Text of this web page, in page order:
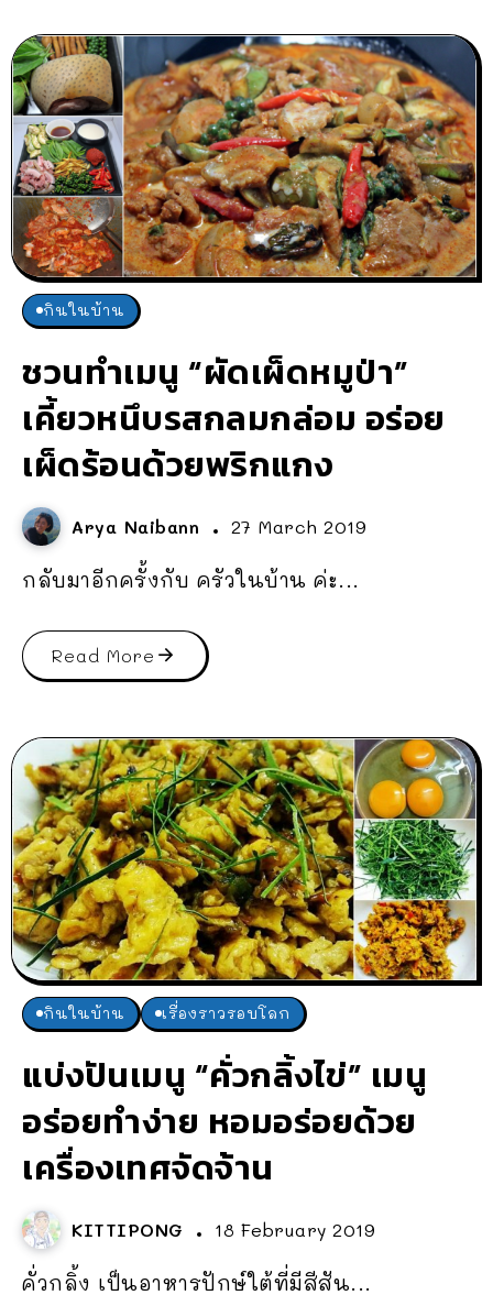
กินในบ้าน
ชวนทำเมนู “ผัดเผ็ดหมูป่า”
เคี้ยวหนึบรสกลมกล่อม อร่อย
เผ็ดร้อนด้วยพริกแกง
Arya Naibann 27 March 2019
กลับมาอีกครั้งกับ ครัวในบ้าน ค่ะ...
Read More
กินในบ้าน เรื่องราวรอบโลก
แบ่งปันเมนู “คั่วกลิ้งไข่” เมนู
อร่อยทำง่าย หอมอร่อยด้วย
เครื่องเทศจัดจ้าน
KITTIPONG 18 February 2019
คั่วกลิ้ง เป็นอาหารปักษ์ใต้ที่มีสีสัน...